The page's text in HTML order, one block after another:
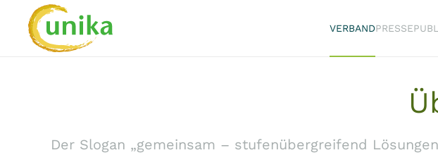
Skip to main content
VERBANDPRESSE
Der Slogan „gemeinsam – stufenübergreifend